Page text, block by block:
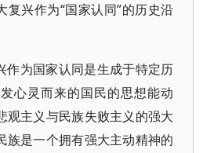
复兴作为“国家认同”的历史沿
作为国家认同是生成于特定历
心灵而来的国民的思想能动
观主义与民族失败主义的强大
族是一个拥有强大主动精神的